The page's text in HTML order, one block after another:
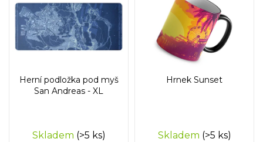
Herní podložka pod myš
San Andreas - XL
Skladem (>5 ks)
Hrnek Sunset
Skladem (>5 ks)